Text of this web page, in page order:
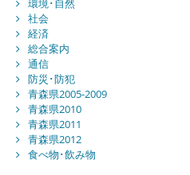
環境･自然
社会
経済
総合案内
通信
防災･防犯
青森県2005-2009
青森県2010
青森県2011
青森県2012
食べ物･飲み物